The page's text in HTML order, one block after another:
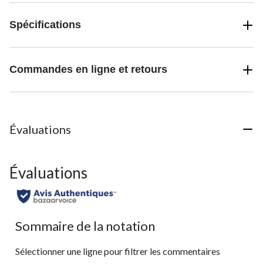
Spécifications
Commandes en ligne et retours
Évaluations
Évaluations
Sommaire de la notation
Sélectionner une ligne pour filtrer les commentaires